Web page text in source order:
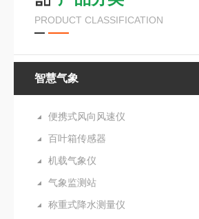
PRODUCT CLASSIFICATION
智慧气象
便携式风向风速仪
百叶箱传感器
机载气象仪
气象监测站
称重式降水测量仪